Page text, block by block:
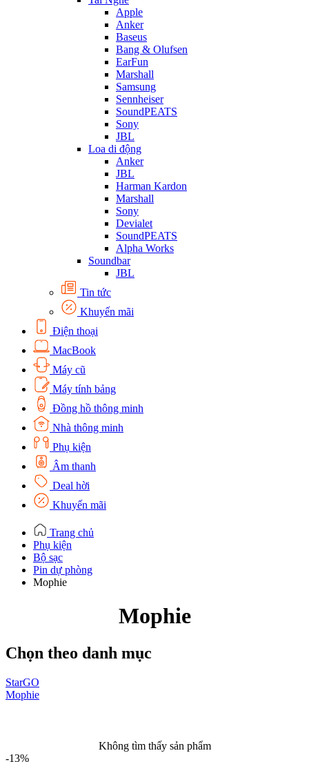
Apple
Anker
Baseus
Bang & Olufsen
EarFun
Marshall
Samsung
Sennheiser
SoundPEATS
Sony
JBL
Loa di động
Anker
JBL
Harman Kardon
Marshall
Sony
Devialet
SoundPEATS
Alpha Works
Soundbar
JBL
Tin tức
Khuyến mãi
Điện thoại
MacBook
Máy cũ
Máy tính bảng
Đồng hồ thông minh
Nhà thông minh
Phụ kiện
Âm thanh
Deal hời
Khuyến mãi
Trang chủ
Phụ kiện
Bộ sạc
Pin dự phòng
Mophie
Mophie
Chọn theo danh mục
StarGO
Mophie
Không tìm thấy sản phẩm
-13%